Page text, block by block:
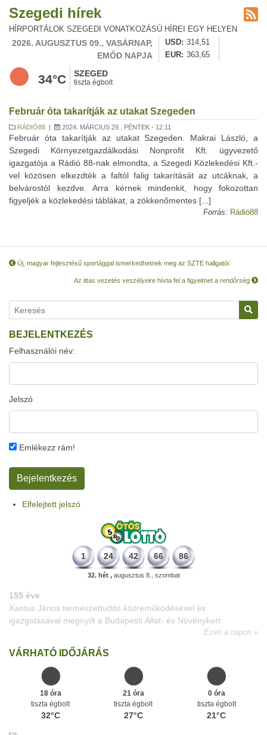
Szegedi hírek
HÍRPORTÁLOK SZEGEDI VONATKOZÁSÚ HÍREI EGY HELYEN
2026. AUGUSZTUS 09., VASÁRNAP,
EMŐD NAPJA
USD
314,51
EUR
363,65
34°C SZEGED
tiszta égbolt
Február óta takarítják az utakat Szegeden
RÁDIÓ88 | 2024. MÁRCIUS 29., PÉNTEK - 12:11
Február óta takarítják az utakat Szegeden. Makrai László, a
Szegedi Környezetgazdálkodási Nonprofit Kft. ügyvezető
igazgatója a Rádió 88-nak elmondta, a Szegedi Közlekedési Kft.-
vel közösen elkezdték a faltól falig takarítását az utcáknak, a
belvárostól kezdve. Arra kérnek mindenkit, hogy fokozottan
figyeljék a közlekedési táblákat, a zökkenőmentes [...]
Forrás: Rádió88
Új, magyar fejlesztésű sportággal ismerkedhetnek meg az SZTE hallgatói
Az ittas vezetés veszélyeire hívta fel a figyelmet a rendőrség
BEJELENTKEZÉS
Felhasználói név:
Jelszó
Emlékezz rám!
Elfelejtett jelszó
1 24 42 66 86
32. hét ,augusztus 8., szombat
VÁRHATÓ IDŐJÁRÁS
18 óra
tiszta égbolt
32°C
21 óra
tiszta égbolt
27°C
0 óra
tiszta égbolt
21°C